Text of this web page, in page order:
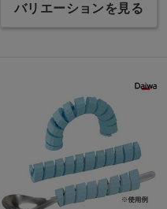
バリエーションを見る